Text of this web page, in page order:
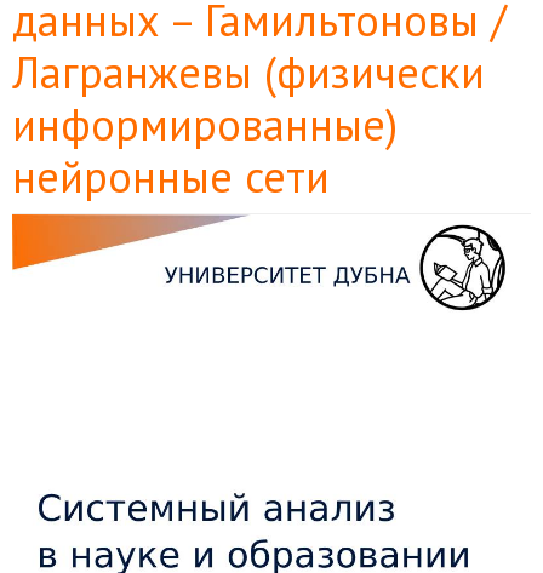
данных – Гамильтоновы /
Лагранжевы (физически
информированные)
нейронные сети
Боковая
панель